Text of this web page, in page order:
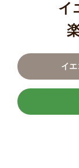
イ
イ